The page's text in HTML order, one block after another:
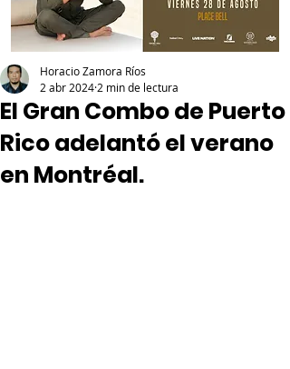
El Gran Combo de Puerto
Rico adelantó el verano
en Montréal.
Horacio Zamora Ríos
2 abr 2024 2 min de lectura